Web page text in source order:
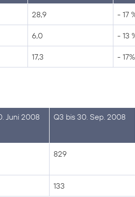
28,9 - 17
6,0 - 13
17,3 - 17%
Juni 2008 Q3 bis 30. Sep. 2008
829
133